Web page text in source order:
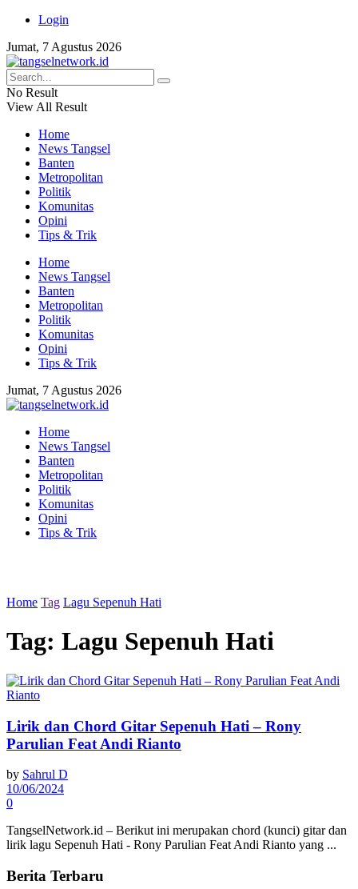
Login
Jumat, 7 Agustus 2026
No Result
View All Result
Home
News Tangsel
Banten
Metropolitan
Politik
Komunitas
Opini
Tips & Trik
Home
News Tangsel
Banten
Metropolitan
Politik
Komunitas
Opini
Tips & Trik
Jumat, 7 Agustus 2026
Home
News Tangsel
Banten
Metropolitan
Politik
Komunitas
Opini
Tips & Trik
Home Tag Lagu Sepenuh Hati
Tag: Lagu Sepenuh Hati
Lirik dan Chord Gitar Sepenuh Hati – Rony
Parulian Feat Andi Rianto
by Sahrul D
10/06/2024
0
TangselNetwork.id – Berikut ini merupakan chord (kunci) gitar dan
lirik lagu Sepenuh Hati - Rony Parulian Feat Andi Rianto yang ...
Berita Terbaru